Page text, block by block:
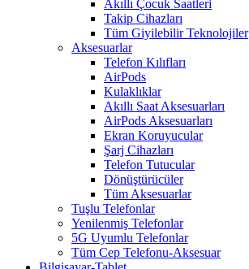
Akıllı Çocuk Saatleri
Takip Cihazları
Tüm Giyilebilir Teknolojiler
Aksesuarlar
Telefon Kılıfları
AirPods
Kulaklıklar
Akıllı Saat Aksesuarları
AirPods Aksesuarları
Ekran Koruyucular
Şarj Cihazları
Telefon Tutucular
Dönüştürücüler
Tüm Aksesuarlar
Tuşlu Telefonlar
Yenilenmiş Telefonlar
5G Uyumlu Telefonlar
Tüm Cep Telefonu-Aksesuar